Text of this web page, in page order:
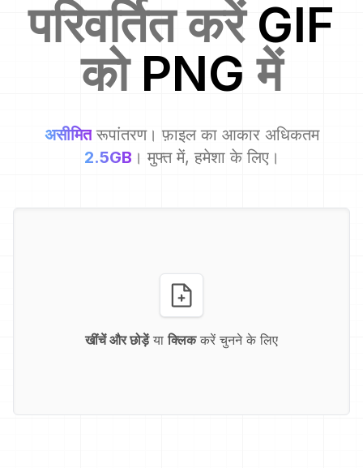
परिवर्तित करेंGIF
को PNG में
असीमित रूपांतरण। फ़ाइल का आकार अधिकतम
2.5GB । मुफ्त में, हमेशा के लिए।
खींचें और छोड़ेंया क्लिककरें चुनने के लिए